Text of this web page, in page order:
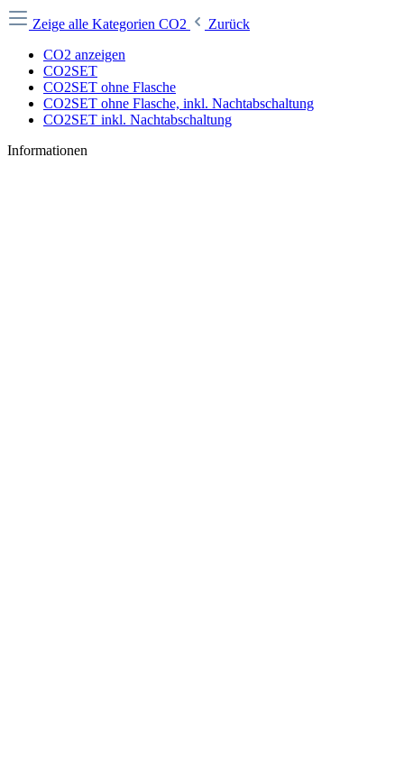
Zeige alle Kategorien CO2
Zurück
CO2 anzeigen
CO2SET
CO2SET ohne Flasche
CO2SET ohne Flasche, inkl. Nachtabschaltung
CO2SET inkl. Nachtabschaltung
Informationen